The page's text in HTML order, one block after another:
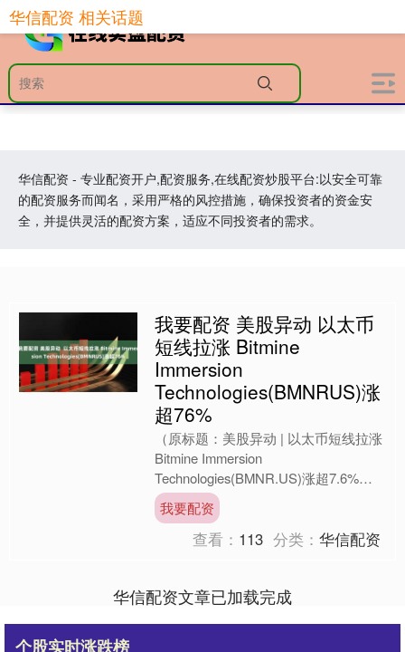
华信配资 - 专业配资开户,配资服务,在线配资炒股平台:以安全可靠
的配资服务而闻名，采用严格的风控措施，确保投资者的资金安
全，并提供灵活的配资方案，适应不同投资者的需求。
华信配资 相关话题
我要配资 美股异动 以太币
短线拉涨 Bitmine
Immersion
Technologies(BMNRUS)涨
超76%
（原标题：美股异动 | 以太币短线拉涨
Bitmine Immersion
Technologies(BMNR.US)涨超7.6%）
智通财经APP获悉，周三，....
我要配资
查看： 113 分类：华信配资
华信配资文章已加载完成
个股实时涨跌榜